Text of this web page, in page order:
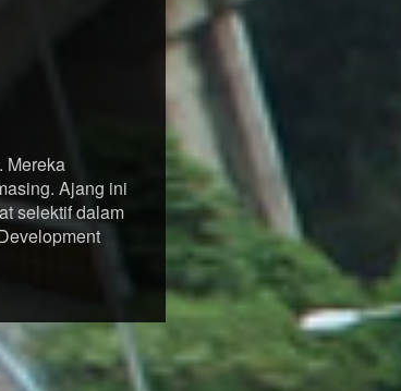
Mereka
Ajang ini
selektif dalam